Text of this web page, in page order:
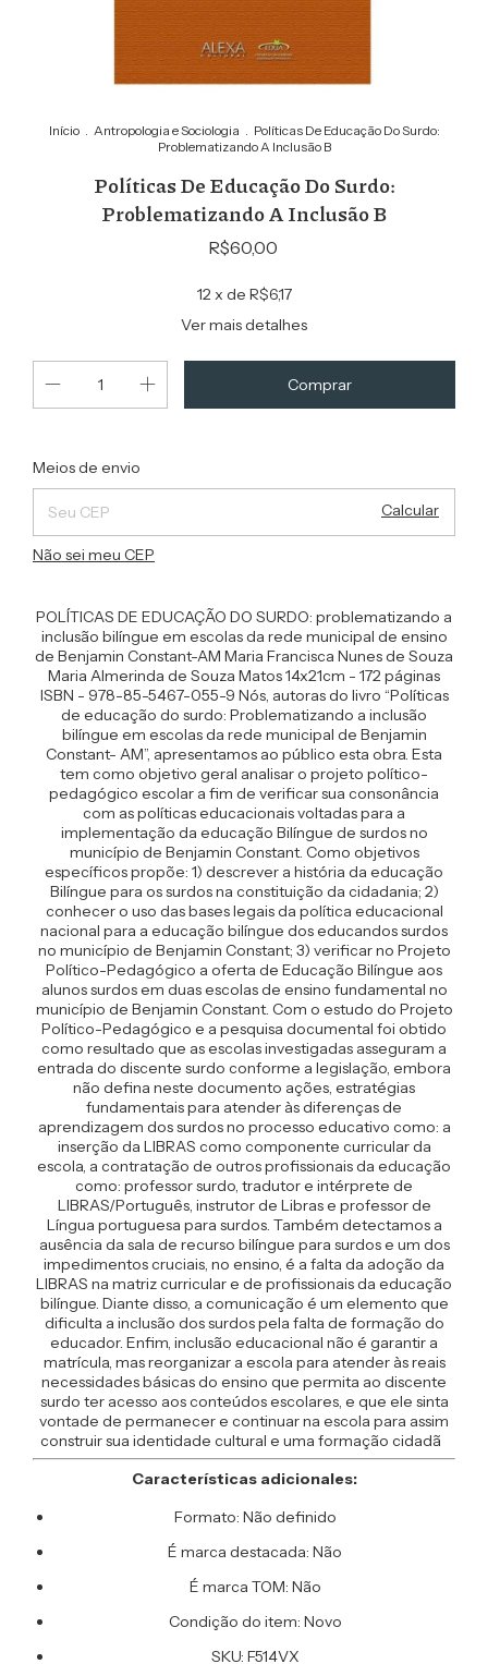
Início . Antropologia e Sociologia . Políticas De Educação Do Surdo:
Problematizando A Inclusão B
Políticas De Educação Do Surdo:
Problematizando A Inclusão B
R$60,00
12x de R$6,17
Ver mais detalhes
Entregas para o CEP:
Meios de envio
Calcular
Não sei meu CEP
POLÍTICAS DE EDUCAÇÃO DO SURDO: problematizando a
inclusão bilíngue em escolas da rede municipal de ensino
de Benjamin Constant-AM Maria Francisca Nunes de Souza
Maria Almerinda de Souza Matos 14x21cm - 172 páginas
ISBN - 978-85-5467-055-9 Nós, autoras do livro “Políticas
de educação do surdo: Problematizando a inclusão
bilíngue em escolas da rede municipal de Benjamin
Constant- AM”, apresentamos ao público esta obra. Esta
tem como objetivo geral analisar o projeto político-
pedagógico escolar a fim de verificar sua consonância
com as políticas educacionais voltadas para a
implementação da educação Bilíngue de surdos no
município de Benjamin Constant. Como objetivos
específicos propõe: 1) descrever a história da educação
Bilíngue para os surdos na constituição da cidadania; 2)
conhecer o uso das bases legais da política educacional
nacional para a educação bilíngue dos educandos surdos
no município de Benjamin Constant; 3) verificar no Projeto
Político-Pedagógico a oferta de Educação Bilíngue aos
alunos surdos em duas escolas de ensino fundamental no
município de Benjamin Constant. Com o estudo do Projeto
Político-Pedagógico e a pesquisa documental foi obtido
como resultado que as escolas investigadas asseguram a
entrada do discente surdo conforme a legislação, embora
não defina neste documento ações, estratégias
fundamentais para atender às diferenças de
aprendizagem dos surdos no processo educativo como: a
inserção da LIBRAS como componente curricular da
escola, a contratação de outros profissionais da educação
como: professor surdo, tradutor e intérprete de
LIBRAS/Português, instrutor de Libras e professor de
Língua portuguesa para surdos. Também detectamos a
ausência da sala de recurso bilíngue para surdos e um dos
impedimentos cruciais, no ensino, é a falta da adoção da
LIBRAS na matriz curricular e de profissionais da educação
bilíngue. Diante disso, a comunicação é um elemento que
dificulta a inclusão dos surdos pela falta de formação do
educador. Enfim, inclusão educacional não é garantir a
matrícula, mas reorganizar a escola para atender às reais
necessidades básicas do ensino que permita ao discente
surdo ter acesso aos conteúdos escolares, e que ele sinta
vontade de permanecer e continuar na escola para assim
construir sua identidade cultural e uma formação cidadã
Características adicionales:
Formato: Não definido
É marca destacada: Não
É marca TOM: Não
Condição do item: Novo
SKU: F514VX